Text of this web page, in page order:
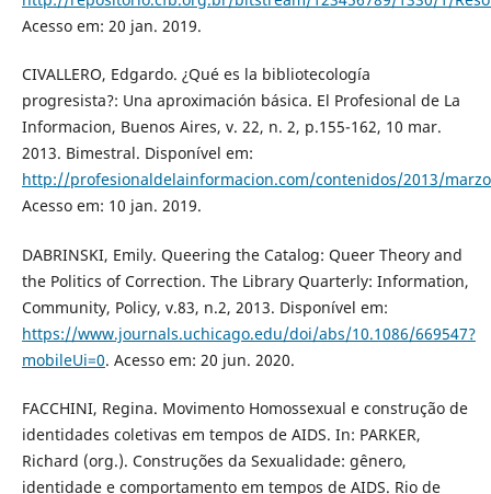
Acesso em: 20 jan. 2019.
CIVALLERO, Edgardo. ¿Qué es la bibliotecología
progresista?: Una aproximación básica. El Profesional de La
Informacion, Buenos Aires, v. 22, n. 2, p.155-162, 10 mar.
2013. Bimestral. Disponível em:
http://profesionaldelainformacion.com/contenidos/2013/
Acesso em: 10 jan. 2019.
DABRINSKI, Emily. Queering the Catalog: Queer Theory and
the Politics of Correction. The Library Quarterly: Information,
Community, Policy, v.83, n.2, 2013. Disponível em:
https://www.journals.uchicago.edu/doi/abs/10.1086/669547?
mobileUi=0. Acesso em: 20 jun. 2020.
FACCHINI, Regina. Movimento Homossexual e construção de
identidades coletivas em tempos de AIDS. In: PARKER,
Richard (org.). Construções da Sexualidade: gênero,
identidade e comportamento em tempos de AIDS. Rio de